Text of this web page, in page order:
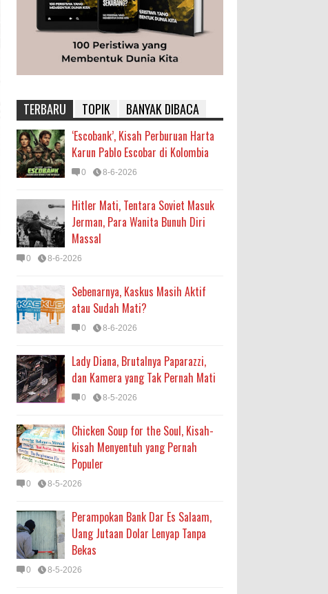
TERBARU TOPIK BANYAK DIBACA
‘Escobank’, Kisah Perburuan Harta
Karun Pablo Escobar di Kolombia
0 8-6-2026
Hitler Mati, Tentara Soviet Masuk
Jerman, Para Wanita Bunuh Diri
Massal
0 8-6-2026
Sebenarnya, Kaskus Masih Aktif
atau Sudah Mati?
0 8-6-2026
Lady Diana, Brutalnya Paparazzi,
dan Kamera yang Tak Pernah Mati
0 8-5-2026
Chicken Soup for the Soul, Kisah-
kisah Menyentuh yang Pernah
Populer
0 8-5-2026
Perampokan Bank Dar Es Salaam,
Uang Jutaan Dolar Lenyap Tanpa
Bekas
0 8-5-2026